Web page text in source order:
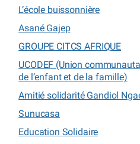
L’école buissonnière
Asané Gajep
GROUPE CITCS AFRIQUE
UCODEF (Union
de l’enfant et de la famille)
Amitié solidarité Gandiol
Sunucasa
Education Solidaire